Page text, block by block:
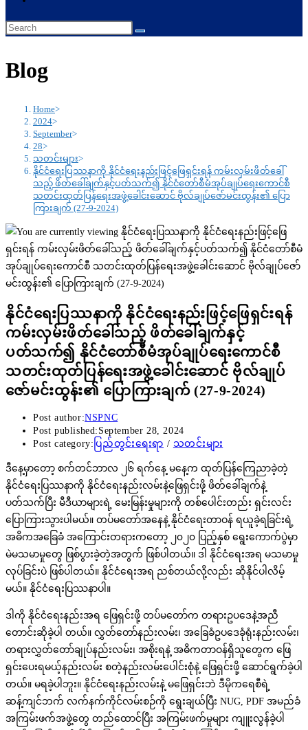
Blog
Home>
2024>
September>
28>
သတင်းများ>
နိုင်ငံရေးပြဿနာကို နိုင်ငံရေးနည်းဖြင့်ဖြေရှင်းရန် ကမ်းလှမ်းဖိတ်ခေါ်
သည့် ဖိတ်ခေါ်ချက်နှင့်ပတ်သက်၍ နိုင်ငံတော်စီမံအုပ်ချုပ်ရေးကောင်စီ
သတင်းထုတ်ပြန်ရေးအဖွဲ့ခေါင်းဆောင် ဗိုလ်ချုပ်ဇော်မင်းထွန်း၏ ပြော
ကြားချက် (27-9-2024)
နိုင်ငံရေးပြဿနာကို နိုင်ငံရေးနည်းဖြင့်ဖြေရှင်းရန်
ကမ်းလှမ်းဖိတ်ခေါ်သည့် ဖိတ်ခေါ်ချက်နှင့်
ပတ်သက်၍ နိုင်ငံတော်စီမံအုပ်ချုပ်ရေးကောင်စီ
သတင်းထုတ်ပြန်ရေးအဖွဲ့ခေါင်းဆောင် ဗိုလ်ချုပ်
ဇော်မင်းထွန်း၏ ပြောကြားချက် (27-9-2024)
Post author:NSPNC
Post published: September 28, 2024
Post category: ပြည်တွင်းရေးရာ / သတင်းများ
ဒီနေ့မှာတော့ စက်တင်ဘာလ ၂၆ ရက်နေ့ မနေ့က ထုတ်ပြန်ကြေညာခဲ့တဲ့
နိုင်ငံရေးပြဿနာကို နိုင်ငံရေးနည်းလမ်းနဲ့ဖြေရှင်းဖို့ ဖိတ်ခေါ်ချက်နဲ့
ပတ်သက်ပြီး မီဒီယာများရဲ့ မေးမြန်းမှုများကို တစ်ပေါင်းတည်း ရှင်းလင်း
ပြောကြားသွားပါမယ်။ တပ်မတော်အနေနဲ့ နိုင်ငံရေးတာဝန် ရယူခဲ့ရခြင်းရဲ့
အဓိကအခြေခံ အကြောင်းတရားကတော့ ၂၀၂၀ ပြည့်နှစ် ရွေးကောက်ပွဲမှာ
မဲမသမာမှုတွေ ဖြစ်ပွားခဲ့တဲ့အတွက် ဖြစ်ပါတယ်။ ဒါ နိုင်ငံရေးအရ မသမာမှု
လုပ်ခြင်းပဲ ဖြစ်ပါတယ်။ နိုင်ငံရေးအရ ညစ်တယ်လို့လည်း ဆိုနိုင်ပါလိမ့်
မယ်။ နိုင်ငံရေးပြဿနာပါ။
ဒါကို နိုင်ငံရေးနည်းအရ ဖြေရှင်းဖို့ တပ်မတော်က တရားဥပဒေနဲ့အညီ
တောင်းဆိုခဲ့ပါ တယ်။ လွှတ်တော်နည်းလမ်း၊ အခြေခံဥပဒေခုံရုံးနည်းလမ်း၊
တရားလွှတ်တော်ချုပ်နည်းလမ်း၊ အစိုးရနဲ့ အဓိကတာဝန်ရှိသူတွေက ဖြေ
ရှင်းပေးရမယ့်နည်းလမ်း စတဲ့နည်းလမ်းပေါင်းစုံနဲ့ ဖြေရှင်းဖို့ ဆောင်ရွက်ခဲ့ပါ
တယ်။ မရခဲ့ပါဘူး။ နိုင်ငံရေးနည်းလမ်းနဲ့ မဖြေရှင်းဘဲ ဒီမိုကရေစီရဲ့
ဆန့်ကျင်ဘက် လက်နက်ကိုင်လမ်းစဉ်ကို ရွေးချယ်ပြီး NUG, PDF အမည်ခံ
အကြမ်းဖက်အဖွဲ့တွေ တည်ထောင်ပြီး အကြမ်းဖက်မှုများ ကျူးလွန်ခဲ့ပါ